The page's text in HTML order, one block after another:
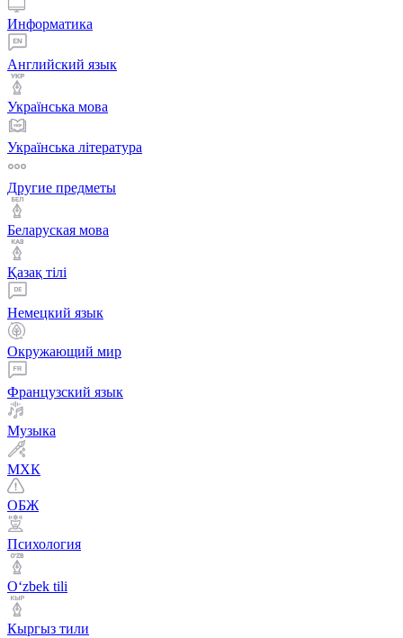
Информатика
Английский язык
Українська мова
Українська література
Другие предметы
Беларуская мова
Қазақ тiлi
Немецкий язык
Окружающий мир
Французский язык
Музыка
МХК
ОБЖ
Психология
Оʻzbek tili
Кыргыз тили